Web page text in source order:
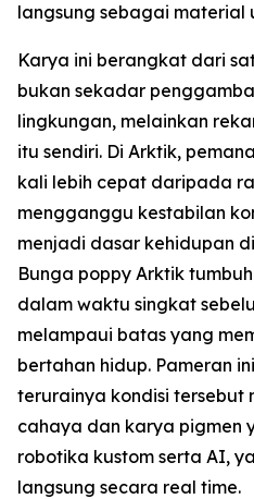
langsung sebagai material
Karya ini berangkat dari
bukan sekadar
lingkungan, melainkan
itu sendiri. Di Arktik,
kali lebih cepat daripada
mengganggu kestabilan
menjadi dasar kehidupan
Bunga poppy Arktik
dalam waktu singkat
melampaui batas yang
bertahan hidup. Pameran
terurainya kondisi tersebut
cahaya dan karya pigmen
robotika kustom serta AI,
langsung secara real time.